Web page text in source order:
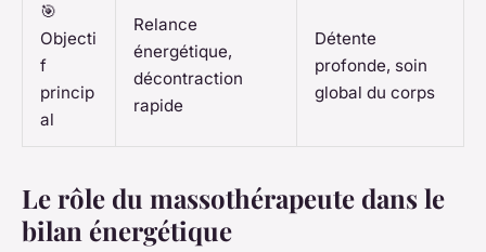
🎯
Objecti
f
princip
al
Relance
énergétique,
décontraction
rapide
Détente
profonde, soin
global du corps
Le rôle du massothérapeute dans le
bilan énergétique